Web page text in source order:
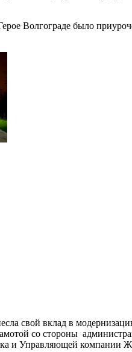
Волгограде было
свой вклад в
со стороны
и Управляющей компании